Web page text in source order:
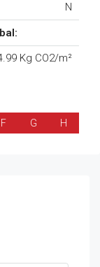
N
Kg CO2/m²
F G H